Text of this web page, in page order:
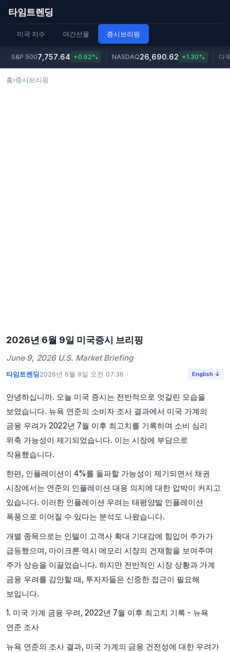
타임트렌딩
미국 지수 야간선물 증시브리핑
S&P 5007,757.64 +0.62% NASDAQ26,690.62 +1.30% 다
홈›증시브리핑
2026년 6월 9일 미국증시 브리핑
June 9, 2026 U.S. Market Briefing
타임트렌딩2026년 6월 9일 오전 07:36 English ↓
안녕하십니까. 오늘 미국 증시는 전반적으로 엇갈린 모습을
보였습니다. 뉴욕 연준의 소비자 조사 결과에서 미국 가계의
금융 우려가 2022년 7월 이후 최고치를 기록하며 소비 심리
위축 가능성이 제기되었습니다. 이는 시장에 부담으로
작용했습니다.
한편, 인플레이션이 4%를 돌파할 가능성이 제기되면서 채권
시장에서는 연준의 인플레이션 대응 의지에 대한 압박이 커지고
있습니다. 이러한 인플레이션 우려는 태평양발 인플레이션
폭풍으로 이어질 수 있다는 분석도 나왔습니다.
개별 종목으로는 인텔이 고객사 확대 기대감에 힘입어 주가가
급등했으며, 마이크론 역시 메모리 시장의 건재함을 보여주며
주가 상승을 이끌었습니다. 하지만 전반적인 시장 상황과 가계
금융 우려를 감안할 때, 투자자들은 신중한 접근이 필요해
보입니다.
1. 미국 가계 금융 우려, 2022년 7월 이후 최고치 기록 - 뉴욕
연준 조사
뉴욕 연준의 조사 결과, 미국 가계의 금융 건전성에 대한 우려가